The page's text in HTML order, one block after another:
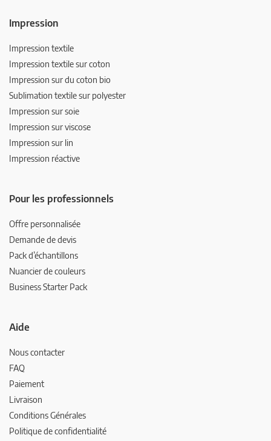
Impression
Impression textile
Impression textile sur coton
Impression sur du coton bio
Sublimation textile sur polyester
Impression sur soie
Impression sur viscose
Impression sur lin
Impression réactive
Pour les professionnels
Offre personnalisée
Demande de devis
Pack d’échantillons
Nuancier de couleurs
Business Starter Pack
Aide
Nous contacter
FAQ
Paiement
Livraison
Conditions Générales
Politique de confidentialité